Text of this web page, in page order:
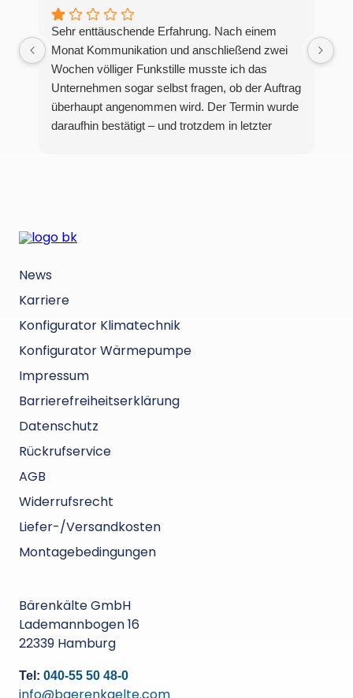
Sehr enttäuschende Erfahrung. Nach einem
Monat Kommunikation und anschließend zwei
Wochen völliger Funkstille musste ich das
Unternehmen sogar selbst fragen, ob der Auftrag
überhaupt angenommen wird. Der Termin wurde
daraufhin bestätigt – und trotzdem in letzter
bestätigten Termin sollte man sich verlassen
gehandhabt wurde, war frustrierend,
unzuverlässig und absolut nicht akzeptabel.
News
Karriere
Konfigurator Klimatechnik
Konfigurator Wärmepumpe
Impressum
Barrierefreiheitserklärung
Datenschutz
Rückrufservice
AGB
Widerrufsrecht
Liefer-/Versandkosten
Montagebedingungen
Bärenkälte GmbH
Lademannbogen 16
22339 Hamburg
Tel: 040-55 50 48-0